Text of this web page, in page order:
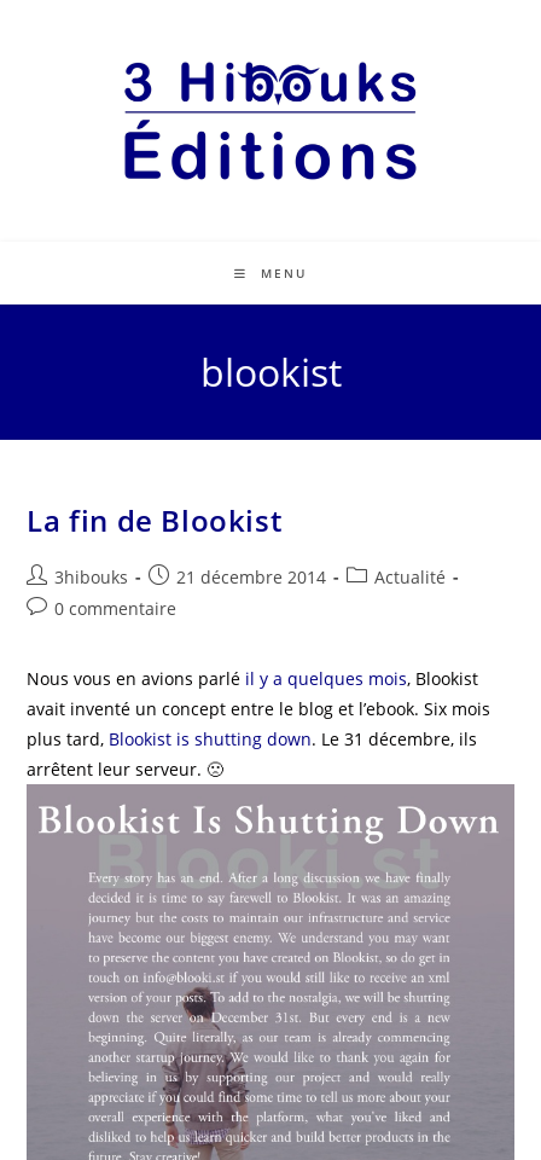
MENU
blookist
La fin de Blookist
3hibouks 21 décembre 2014
Actualité
0 commentaire
Nous vous en avions parlé il y a quelques mois, Blookist
avait inventé un concept entre le blog et l’ebook. Six mois
plus tard, Blookist is shutting down. Le 31 décembre, ils
arrêtent leur serveur. 🙁